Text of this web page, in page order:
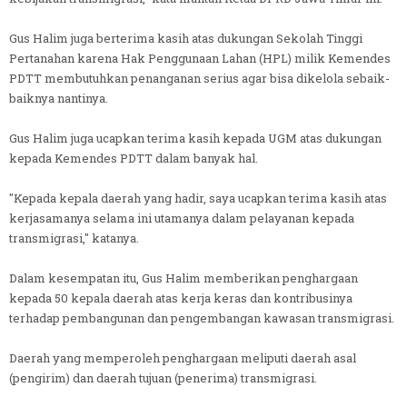
Gus Halim juga berterima kasih atas dukungan Sekolah Tinggi
Pertanahan karena Hak Penggunaan Lahan (HPL) milik Kemendes
PDTT membutuhkan penanganan serius agar bisa dikelola sebaik-
baiknya nantinya.
Gus Halim juga ucapkan terima kasih kepada UGM atas dukungan
kepada Kemendes PDTT dalam banyak hal.
"Kepada kepala daerah yang hadir, saya ucapkan terima kasih atas
kerjasamanya selama ini utamanya dalam pelayanan kepada
transmigrasi," katanya.
Dalam kesempatan itu, Gus Halim memberikan penghargaan
kepada 50 kepala daerah atas kerja keras dan kontribusinya
terhadap pembangunan dan pengembangan kawasan transmigrasi.
Daerah yang memperoleh penghargaan meliputi daerah asal
(pengirim) dan daerah tujuan (penerima) transmigrasi.